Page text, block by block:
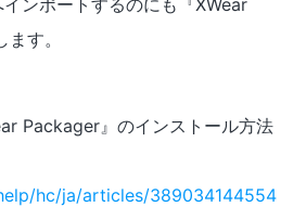
ンポートするのにも『XWear
す。
Packager』のインストール方法
hc/ja/articles/389034144554